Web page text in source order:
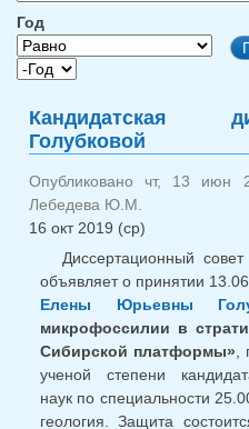
Год
Год
Год
Кандидатская
Голубковой
Опубликовано чт, 13 июн
Лебедева Ю.М.
16 окт 2019 (ср)
Диссертационный
объявляет о принятии
Елены Юрьевны
микрофоссилии в
Сибирской платформы»
ученой степени
наук по специальности
геология. Защита